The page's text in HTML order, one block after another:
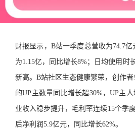
财报显示，B站一季度总营收为74.7
为1.15亿，同比增长8%；日均使用时
新高。B站社区生态健康繁荣，创作
的UP主数量同比增长超30%，UP主
业收入稳步提升，毛利率连续15个季
后净利润5.9亿元，同比增长62%。